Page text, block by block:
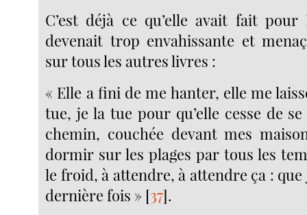
C’est déjà ce qu’elle avait fait
devenait trop envahissante et
sur tous les autres livres :
« Elle a fini de me hanter, elle me
tue, je la tue pour qu’elle cesse de
chemin, couchée devant mes
dormir sur les plages par tous les
le froid, à attendre, à attendre ça :
dernière fois » [37].